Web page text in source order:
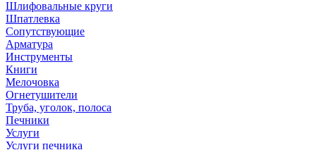
Шлифовальные круги
Шпатлевка
Сопутствующие
Арматура
Инструменты
Книги
Мелочовка
Огнетушители
Труба, уголок, полоса
Печники
Услуги
Услуги печника